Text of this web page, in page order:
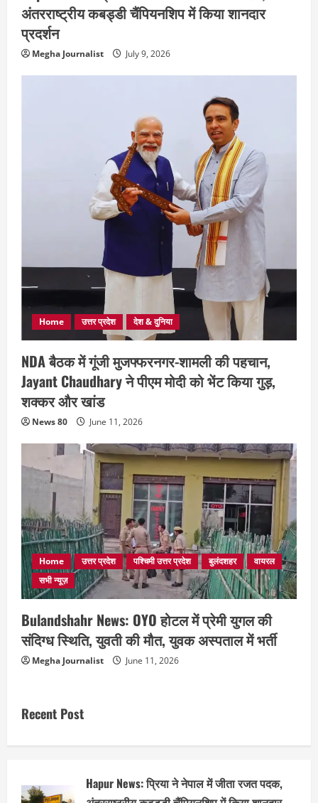
अंतरराष्ट्रीय कबड्डी चैंपियनशिप में किया शानदार
प्रदर्शन
Megha Journalist July 9, 2026
Home उत्तर प्रदेश देश & दुनिया
NDA बैठक में गूंजी मुजफ्फरनगर-शामली की पहचान,
Jayant Chaudhary ने पीएम मोदी को भेंट किया गुड़,
शक्कर और खांड
News 80 June 11, 2026
Home उत्तर प्रदेश पश्चिमी उत्तर प्रदेश बुलंदशहर
वायरल
सभी न्यूज़
Bulandshahr News: OYO होटल में प्रेमी युगल की
संदिग्ध स्थिति, युवती की मौत, युवक अस्पताल में भर्ती
Megha Journalist June 11, 2026
Recent Post
Hapur News: प्रिया ने नेपाल में जीता रजत पदक,